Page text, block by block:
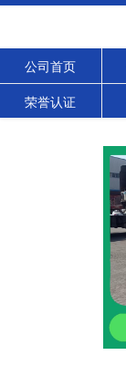
公司首页
荣誉认证